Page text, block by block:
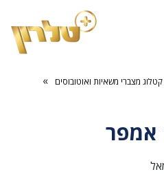
קטלוג מצברי משאיות ואוטובוסים »